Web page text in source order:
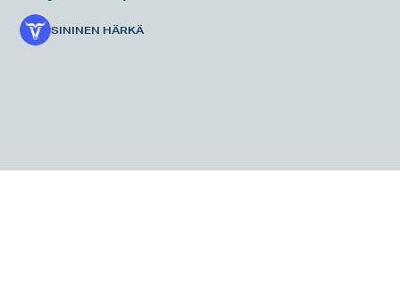
SININEN HÄRKÄ